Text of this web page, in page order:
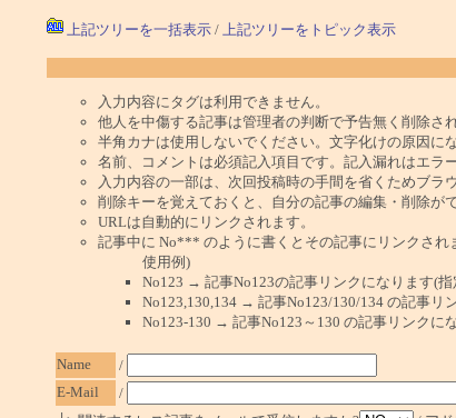
上記ツリーを一括表示/ 上記ツリーをトピック表示
入力内容にタグは利用できません。
他人を中傷する記事は管理者の判断で予告無く削除され
半角カナは使用しないでください。文字化けの原因にな
名前、コメントは必須記入項目です。記入漏れはエラ
入力内容の一部は、次回投稿時の手間を省くためブラ
削除キーを覚えておくと、自分の記事の編集・削除がで
URLは自動的にリンクされます。
記事中に No*** のように書くとその記事にリンクされ
使用例)
No123 → 記事No123の記事リンクになります(指
No123,130,134 → 記事No123/130/134 の記事リ
No123-130 → 記事No123～130 の記事リンクに
Name
/
E-Mail
/